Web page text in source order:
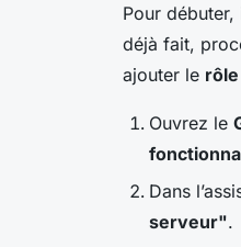
Pour débuter,
déjà fait,
ajouter le
Ouvrez le
Dans
serveur".